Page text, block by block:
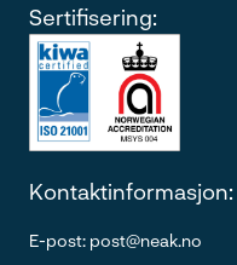
Sertifisering:
Kontaktinformasjon:
E-post: post@neak.no